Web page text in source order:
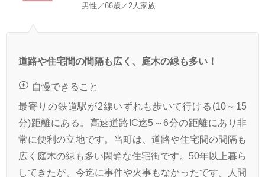
男性／66歳／2人家族
道路や住宅間の間隔も広く、庭木の緑も多い！
自慢できること
最寄りの鉄道駅が2線いずれも歩いて行ける(10～15
分)距離にある。高速道路IC迄5～6分の距離にあり非
常に便利の立地です。当町は、道路や住宅間の間隔も
広く庭木の緑も多い閑静な住宅街です。50年以上暮ら
してきたが、今迄に事件や火事もなかったです。人間